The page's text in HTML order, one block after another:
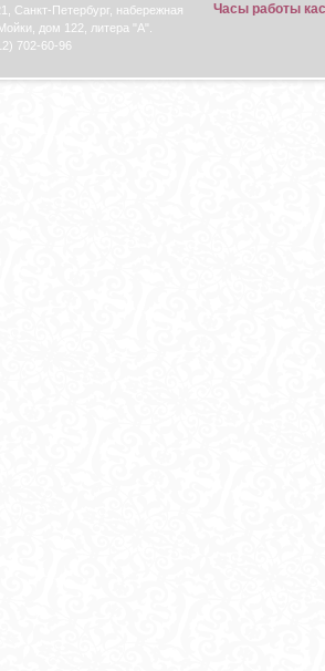
Санкт-Петербург, набережная
дом 122, литера "А".
702-60-96
Часы работы